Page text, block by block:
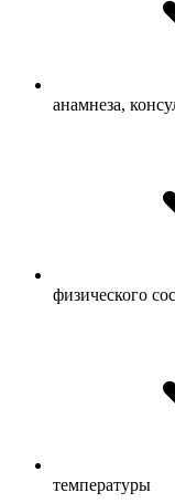
анамнеза,
физического
температуры